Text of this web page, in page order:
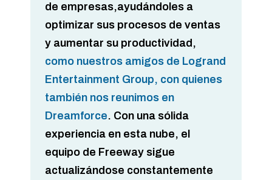
de empresas,ayudándoles a
optimizar sus procesos de ventas
y aumentar su productividad,
como nuestros amigos de Logrand
Entertainment Group, con quienes
también nos reunimos en
Dreamforce. Con una sólida
experiencia en esta nube, el
equipo de Freeway sigue
actualizándose constantemente